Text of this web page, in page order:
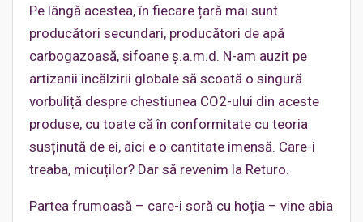
Pe lângă acestea, în fiecare țară mai sunt
producători secundari, producători de apă
carbogazoasă, sifoane ș.a.m.d. N-am auzit pe
artizanii încălzirii globale să scoată o singură
vorbuliță despre chestiunea CO2-ului din aceste
produse, cu toate că în conformitate cu teoria
susținută de ei, aici e o cantitate imensă. Care-i
treaba, micuților? Dar să revenim la Returo.
Partea frumoasă – care-i soră cu hoția – vine abia